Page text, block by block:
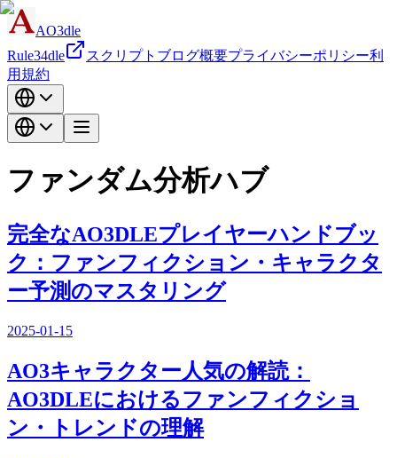
AO3dle
Rule34dle
スクリプト ブログ概要プライバシーポリシー利
用規約
ファンダム分析ハブ
完全なAO3DLEプレイヤーハンドブッ
ク：ファンフィクション・キャラクタ
ー予測のマスタリング
2025-01-15
AO3キャラクター人気の解読：
AO3DLEにおけるファンフィクショ
ン・トレンドの理解